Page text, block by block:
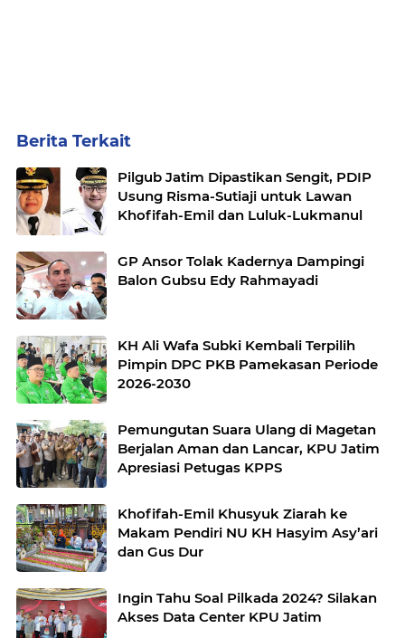
Berita Terkait
Pilgub Jatim Dipastikan Sengit, PDIP
Usung Risma-Sutiaji untuk Lawan
Khofifah-Emil dan Luluk-Lukmanul
GP Ansor Tolak Kadernya Dampingi
Balon Gubsu Edy Rahmayadi
KH Ali Wafa Subki Kembali Terpilih
Pimpin DPC PKB Pamekasan Periode
2026-2030
Pemungutan Suara Ulang di Magetan
Berjalan Aman dan Lancar, KPU Jatim
Apresiasi Petugas KPPS
Khofifah-Emil Khusyuk Ziarah ke
Makam Pendiri NU KH Hasyim Asy’ari
dan Gus Dur
Ingin Tahu Soal Pilkada 2024? Silakan
Akses Data Center KPU Jatim